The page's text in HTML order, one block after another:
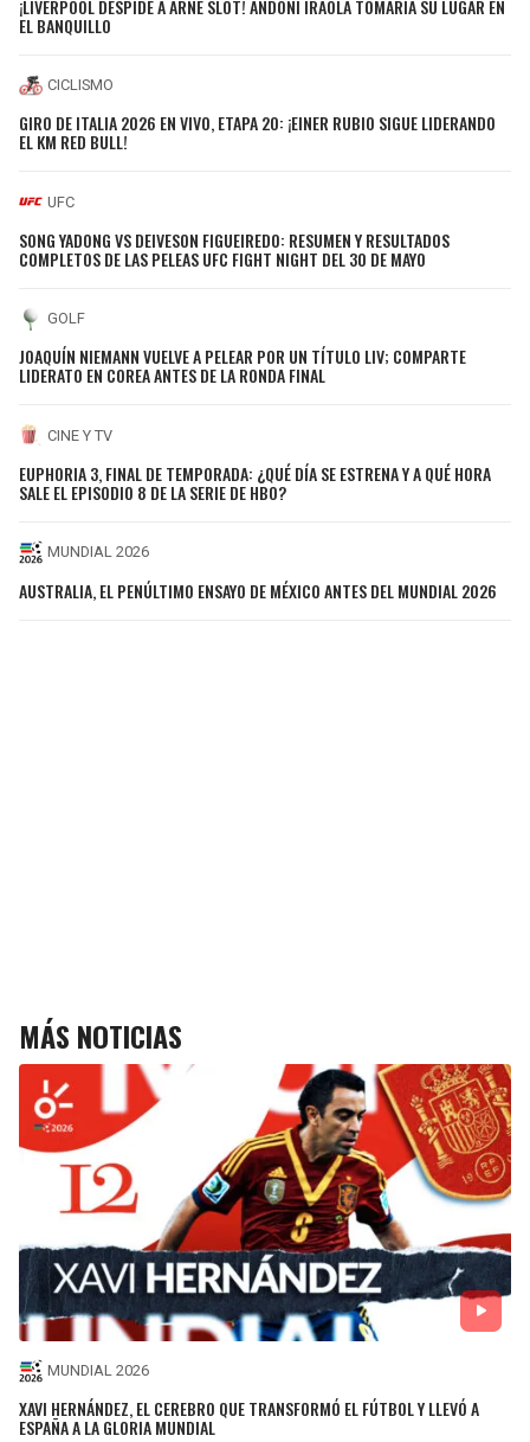
¡LIVERPOOL DESPIDE A ARNE SLOT! ANDONI IRAOLA TOMARÍA SU LUGAR EN
EL BANQUILLO
CICLISMO
GIRO DE ITALIA 2026 EN VIVO, ETAPA 20: ¡EINER RUBIO SIGUE LIDERANDO
EL KM RED BULL!
UFC
SONG YADONG VS DEIVESON FIGUEIREDO: RESUMEN Y RESULTADOS
COMPLETOS DE LAS PELEAS UFC FIGHT NIGHT DEL 30 DE MAYO
GOLF
JOAQUÍN NIEMANN VUELVE A PELEAR POR UN TÍTULO LIV; COMPARTE
LIDERATO EN COREA ANTES DE LA RONDA FINAL
CINE Y TV
EUPHORIA 3, FINAL DE TEMPORADA: ¿QUÉ DÍA SE ESTRENA Y A QUÉ HORA
SALE EL EPISODIO 8 DE LA SERIE DE HBO?
MUNDIAL 2026
AUSTRALIA, EL PENÚLTIMO ENSAYO DE MÉXICO ANTES DEL MUNDIAL 2026
MÁS NOTICIAS
MUNDIAL 2026
XAVI HERNÁNDEZ, EL CEREBRO QUE TRANSFORMÓ EL FÚTBOL Y LLEVÓ A
ESPAÑA A LA GLORIA MUNDIAL